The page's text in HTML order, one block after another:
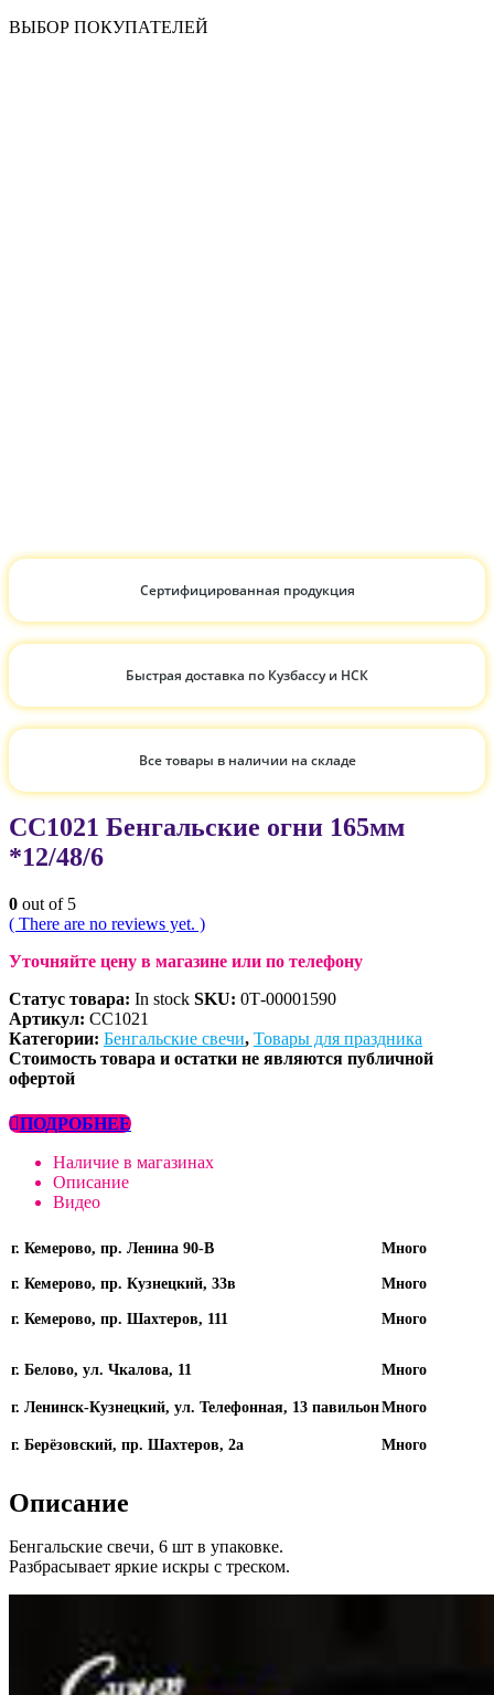
ВЫБОР ПОКУПАТЕЛЕЙ
Сертифицированная продукция
Быстрая доставка по Кузбассу и НСК
Все товары в наличии на складе
СС1021 Бенгальские огни 165мм
*12/48/6
0 out of 5
( There are no reviews yet. )
Уточняйте цену в магазине или по телефону
Статус товара: In stock SKU: 0Т-00001590
Артикул: СС1021
Категории: Бенгальские свечи, Товары для праздника
Стоимость товара и остатки не являются публичной
офертой
ПОДРОБНЕЕ
Наличие в магазинах
Описание
Видео
г. Кемерово, пр. Ленина 90-В Много
г. Кемерово, пр. Кузнецкий, 33в Много
г. Кемерово, пр. Шахтеров, 111 Много
г. Белово, ул. Чкалова, 11 Много
г. Ленинск-Кузнецкий, ул. Телефонная, 13 павильонМного
г. Берёзовский, пр. Шахтеров, 2а Много
Описание
Бенгальские свечи, 6 шт в упаковке.
Разбрасывает яркие искры с треском.